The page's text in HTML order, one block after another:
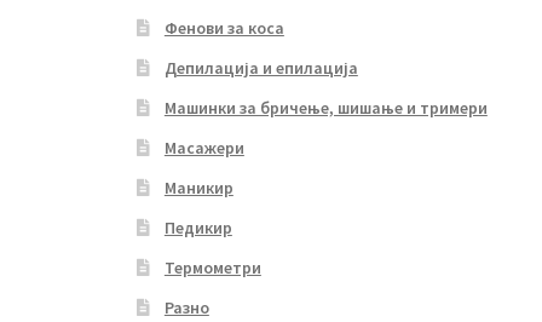
Фенови за коса
Депилација и епилација
Машинки за бричење, шишање и тримери
Масажери
Маникир
Педикир
Термометри
Разно